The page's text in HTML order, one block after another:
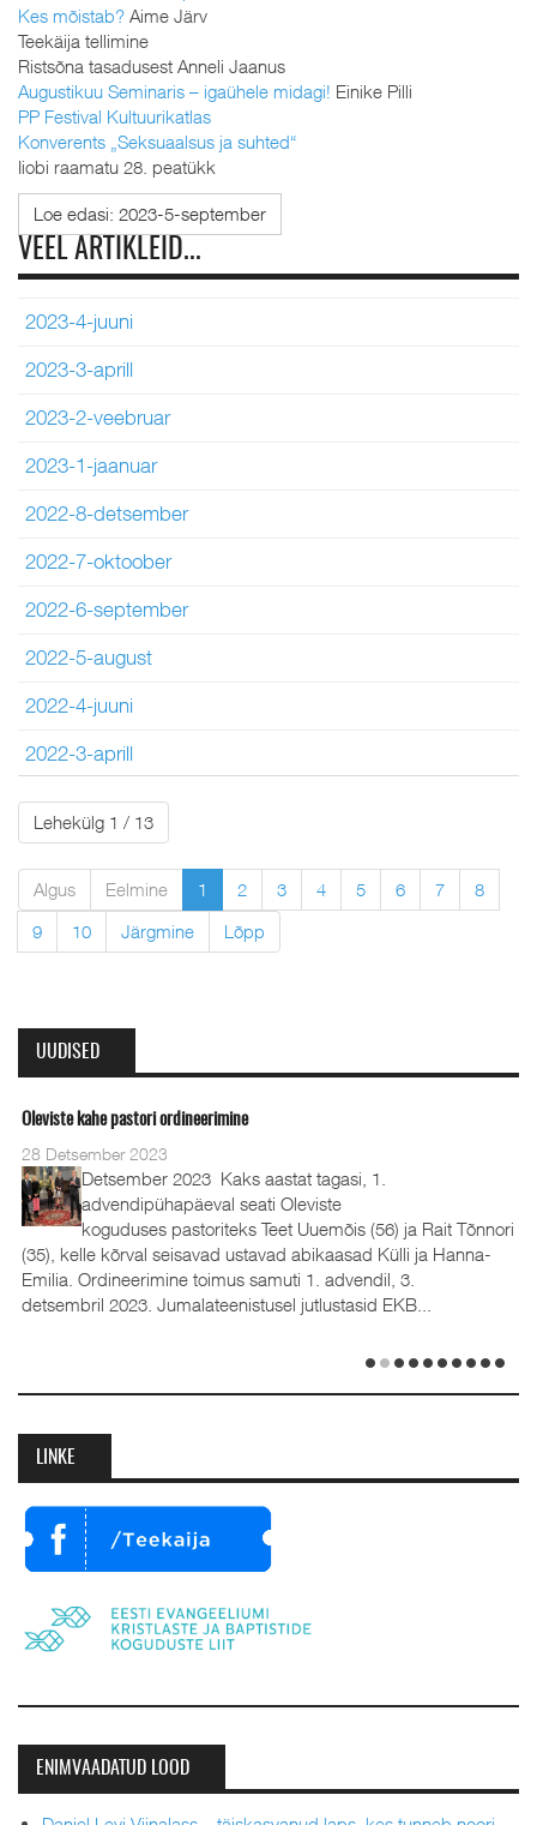
Kes mõistab? Aime Järv
Teekäija tellimine
Ristsõna tasadusest Anneli Jaanus
Augustikuu Seminaris – igaühele midagi! Einike Pilli
PP Festival Kultuurikatlas
Konverents „Seksuaalsus ja suhted“
Iiobi raamatu 28. peatükk
Loe edasi: 2023-5-september
VEEL ARTIKLEID...
2023-4-juuni
2023-3-aprill
2023-2-veebruar
2023-1-jaanuar
2022-8-detsember
2022-7-oktoober
2022-6-september
2022-5-august
2022-4-juuni
2022-3-aprill
Lehekülg 1 / 13
Algus Eelmine 1 2 3 4 5 6 7
8
9
10 Järgmine Lõpp
UUDISED
Oleviste kahe pastori ordineerimine
28 Detsember 2023
Detsember 2023 Kaks aastat tagasi, 1.
advendipühapäeval seati Oleviste
koguduses pastoriteks Teet Uuemõis (56) ja Rait Tõnnori
(35), kelle kõrval seisavad ustavad abikaasad Külli ja Hanna-
Emilia. Ordineerimine toimus samuti 1. advendil, 3.
detsembril 2023. Jumalateenistusel jutlustasid EKB...
LINKE
ENIMVAADATUD LOOD